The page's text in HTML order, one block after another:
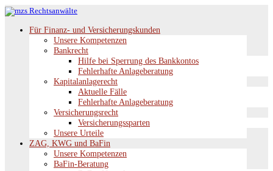
Für Finanz- und Versicherungskunden
Unsere Kompetenzen
Bankrecht
Hilfe bei Sperrung des Bankkontos
Fehlerhafte Anlageberatung
Kapitalanlagerecht
Aktuelle Fälle
Fehlerhafte Anlageberatung
Versicherungsrecht
Versicherungssparten
Unsere Urteile
ZAG, KWG und BaFin
Unsere Kompetenzen
BaFin-Beratung